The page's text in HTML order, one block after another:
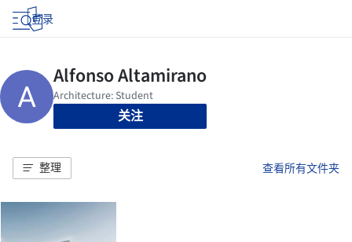
登录
关注
整理 查看所有文件夹